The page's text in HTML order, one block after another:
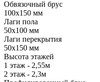
Обвязочный брус
100х150 мм
Лаги пола
50х100 мм
Лаги перекрытия
50х150 мм
Высота этажей
1 этаж - 2,55м
2 этаж - 2,3м